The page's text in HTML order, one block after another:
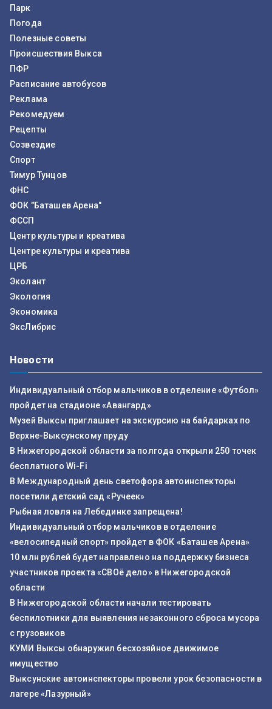
Парк
Погода
Полезные советы
Происшествия Выкса
ПФР
Расписание автобусов
Реклама
Рекомедуем
Рецепты
Созвездие
Спорт
Тимур Тунцов
ФНС
ФОК "Баташев Арена"
ФССП
Центр культуры и креатива
Центре культуры и креатива
ЦРБ
Эколант
Экология
Экономика
ЭксЛибрис
Новости
Индивидуальный отбор мальчиков в отделение «Футбол»
пройдет на стадионе «Авангард»
Музей Выксы приглашает на экскурсию на байдарках по
Верхне-Выксунскому пруду
В Нижегородской области за полгода открыли 250 точек
бесплатного Wi-Fi
В Международный день светофора автоинспекторы
посетили детский сад «Ручеек»
Рыбная ловля на Лебединке запрещена!
Индивидуальный отбор мальчиков в отделение
«велосипедный спорт» пройдет в ФОК «Баташев Арена»
10 млн рублей будет направлено на поддержку бизнеса
участников проекта «СВОё дело» в Нижегородской
области
В Нижегородской области начали тестировать
беспилотники для выявления незаконного сброса мусора
с грузовиков
КУМИ Выксы обнаружил бесхозяйное движимое
имущество
Выксунские автоинспекторы провели урок безопасности в
лагере «Лазурный»